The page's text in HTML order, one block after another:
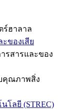
ร์ฮาลาล
ของเสีย
รสารและของ
คุณภาพสิ่ง
โลยี (STREC)